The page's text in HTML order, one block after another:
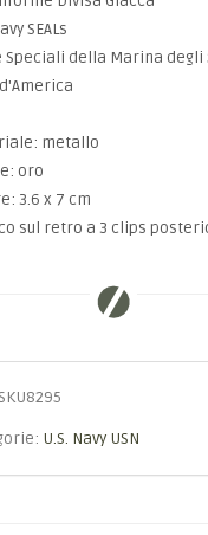
SEALs
Speciali della Marina degli
metallo
oro
3.6 x 7 cm
sul retro a 3 clips
U.S. Navy USN